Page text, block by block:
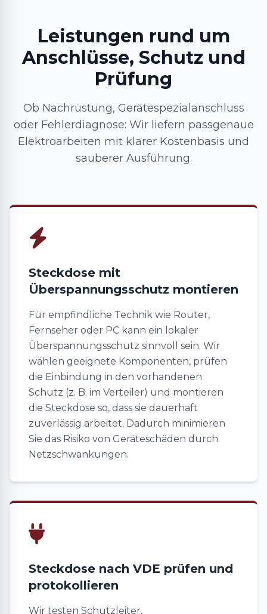
Leistungen rund um
Anschlüsse, Schutz und
Prüfung
Ob Nachrüstung, Gerätespezialanschluss
oder Fehlerdiagnose: Wir liefern passgenaue
Elektroarbeiten mit klarer Kostenbasis und
sauberer Ausführung.
Steckdose mit
Überspannungsschutz montieren
Für empfindliche Technik wie Router,
Fernseher oder PC kann ein lokaler
Überspannungsschutz sinnvoll sein. Wir
wählen geeignete Komponenten, prüfen
die Einbindung in den vorhandenen
Schutz (z. B. im Verteiler) und montieren
die Steckdose so, dass sie dauerhaft
zuverlässig arbeitet. Dadurch minimieren
Sie das Risiko von Geräteschäden durch
Netzschwankungen.
Steckdose nach VDE prüfen und
protokollieren
Wir testen Schutzleiter,